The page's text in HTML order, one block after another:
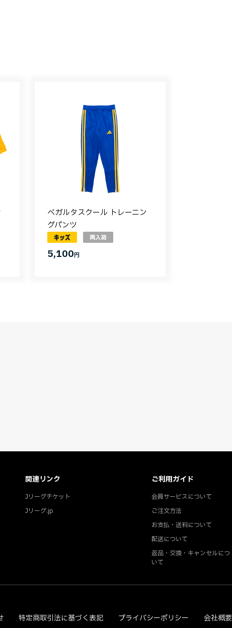
ベガルタスクール トレーニン
グパンツ
5,100円
関連リンク
Jリーグチケット
Jリーグ.jp
ご利用ガイド
会員サービスについて
ご注文方法
お支払・送料について
配送について
返品・交換・キャンセルにつ
いて
特定商取引法に基づく表記 プライバシーポリシー 会社概要